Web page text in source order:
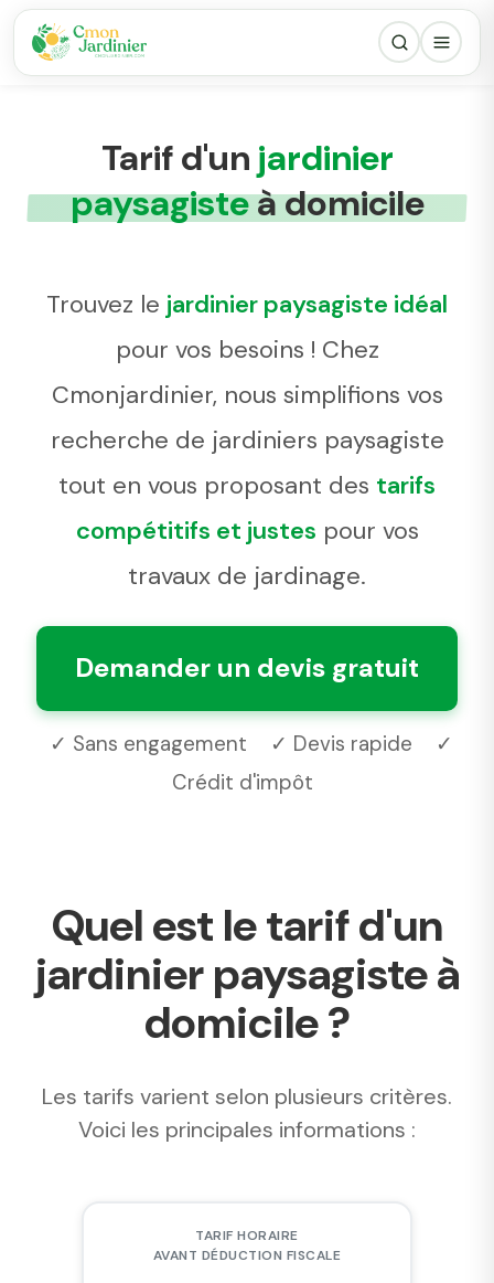
Tarif d'un jardinier
paysagisteà domicile
Trouvez le jardinier paysagiste idéal
pour vos besoins ! Chez
Cmonjardinier, nous simplifions vos
recherche de jardiniers paysagiste
tout en vous proposant des tarifs
compétitifs et justes pour vos
travaux de jardinage.
Demander un devis gratuit
✓ Sans engagement ✓ Devis rapide
✓
Crédit d'impôt
Quel est le tarif d'un
jardinier paysagiste à
domicile ?
Les tarifs varient selon plusieurs critères.
Voici les principales informations :
TARIF HORAIRE
AVANT DÉDUCTION FISCALE